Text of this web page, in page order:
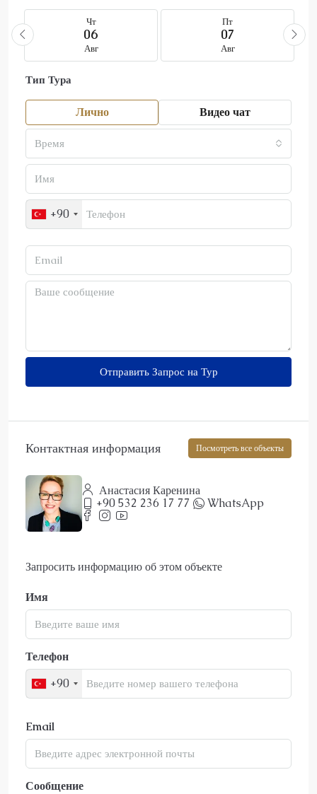
Чт
06
Авг
Пт
07
Авг
Тип Тура
Лично Видео чат
Время
+90
Отправить Запрос на Тур
Контактная информация Посмотреть все объекты
Анастасия Каренина
+90 532 236 17 77
WhatsApp
Запросить информацию об этом объекте
Имя
Телефон
+90
Email
Сообщение